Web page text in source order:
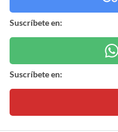
Suscríbete en:
Suscríbete en: